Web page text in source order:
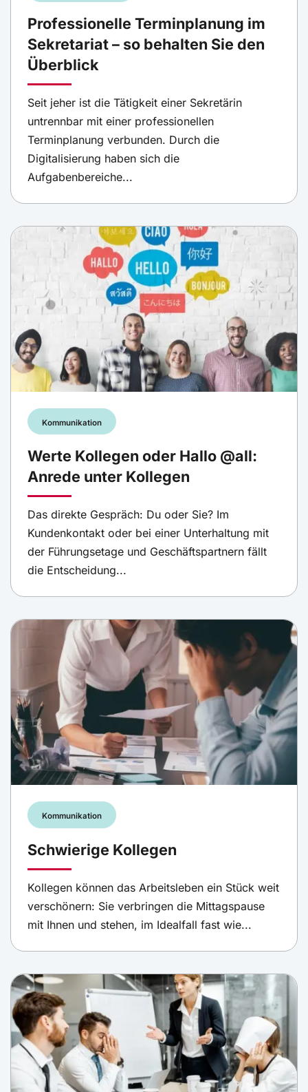
Professionelle Terminplanung im
Sekretariat – so behalten Sie den
Überblick
Seit jeher ist die Tätigkeit einer Sekretärin
untrennbar mit einer professionellen
Terminplanung verbunden. Durch die
Digitalisierung haben sich die
Aufgabenbereiche...
Kommunikation
Werte Kollegen oder Hallo @all:
Anrede unter Kollegen
Das direkte Gespräch: Du oder Sie? Im
Kundenkontakt oder bei einer Unterhaltung mit
der Führungsetage und Geschäftspartnern fällt
die Entscheidung...
Kommunikation
Schwierige Kollegen
Kollegen können das Arbeitsleben ein Stück weit
verschönern: Sie verbringen die Mittagspause
mit Ihnen und stehen, im Idealfall fast wie...